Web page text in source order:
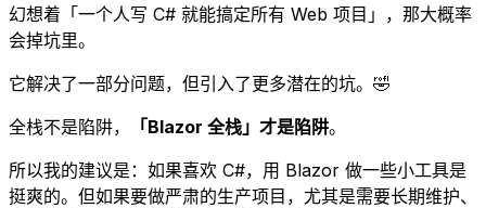
幻想着「一个人写 C# 就能搞定所有 Web 项目」，那大概率
会掉坑里。
它解决了一部分问题，但引入了更多潜在的坑。🤣
全栈不是陷阱，
「Blazor 全栈」才是陷阱。
所以我的建议是：如果喜欢 C#，用 Blazor 做一些小工具是
挺爽的。但如果要做严肃的生产项目，尤其是需要长期维护、